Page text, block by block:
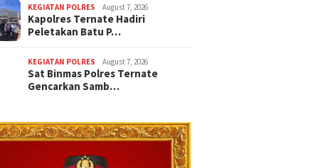
KEGIATAN POLRES August 7, 2026
Kapolres Ternate Hadiri
Peletakan Batu P…
KEGIATAN POLRES August 7, 2026
Sat Binmas Polres Ternate
Gencarkan Samb…